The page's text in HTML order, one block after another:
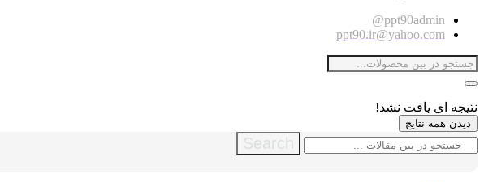
ppt90admin@
ppt90.ir@yahoo.com
نتیجه ای یافت نشد!
دیدن همه نتایج
Search